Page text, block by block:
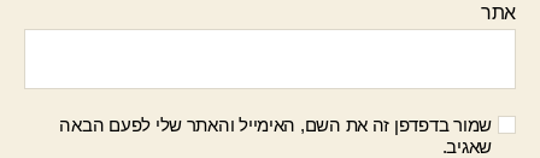
אתר
שמור בדפדפן זה את השם, האימייל והאתר שלי לפעם הבאה
שאגיב.